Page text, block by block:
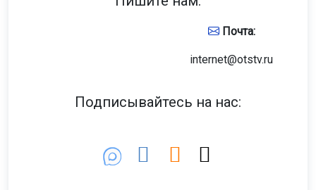
Почта:
internet@otstv.ru
Подписывайтесь на нас: